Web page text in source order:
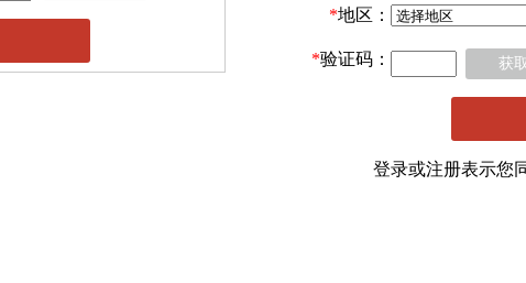
*地区：
*验证码： 获
登录或注册表示您